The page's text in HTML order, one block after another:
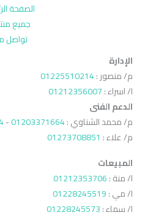
الصفحة
جميع
تواصل
الإدارة
م/ منصور :01225510214
ا/ اسراء :01212356007
الدعم الفنى
م/ محمد الشناوي :01203371664
-
م/ علاء : 01273708851
المبيعات
ا/ منة :01212353706
ا/ مي :01228245519
ا/ سماء :01228245573